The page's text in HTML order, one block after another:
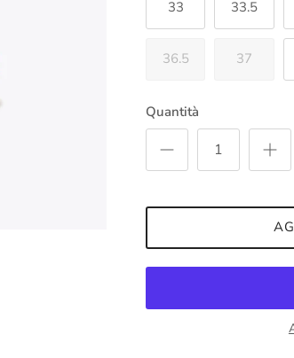
33 33.5
36.5 37
Quantità